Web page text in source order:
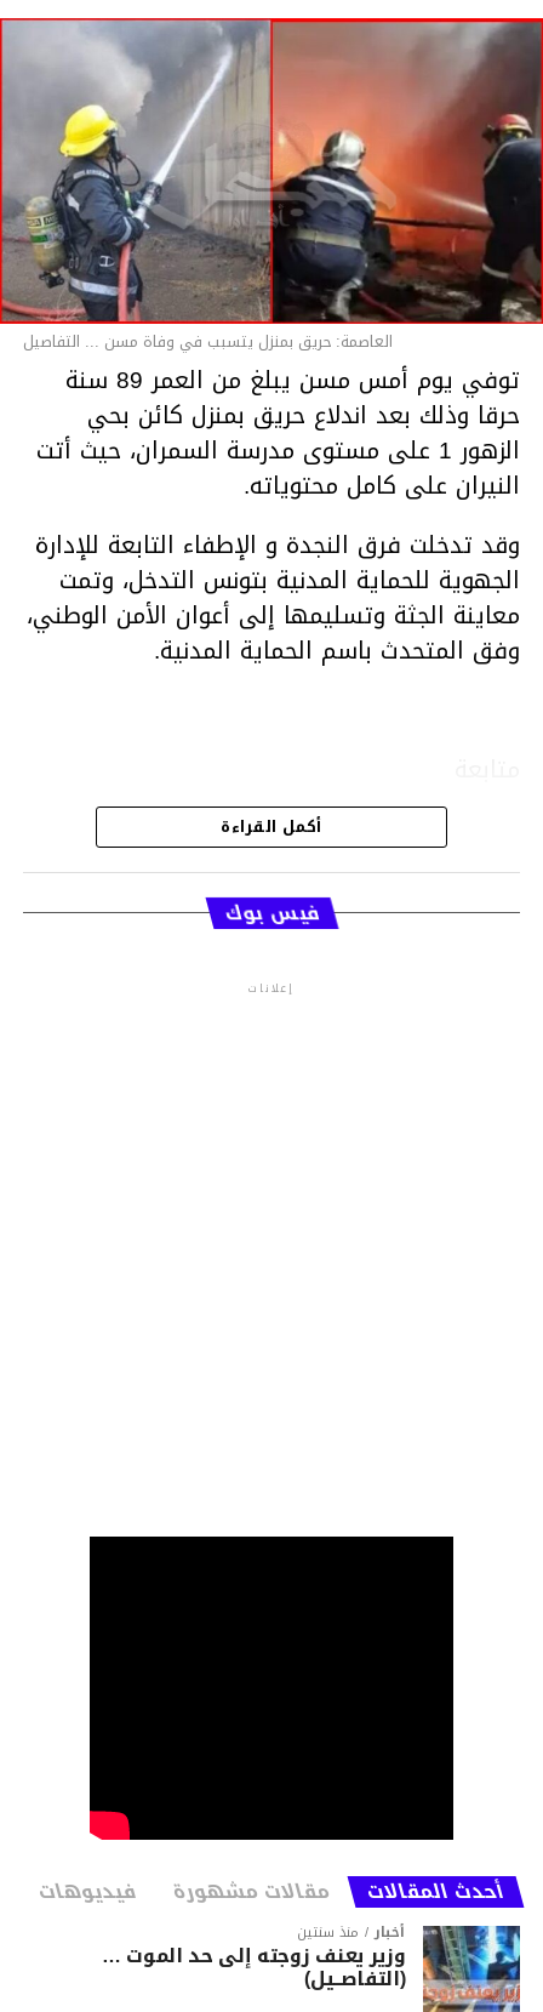
العاصمة: حريق بمنزل يتسبب في وفاة مسن ... التفاصيل
توفي يوم أمس مسن يبلغ من العمر 89 سنة
حرقا وذلك بعد اندلاع حريق بمنزل كائن بحي
الزهور 1 على مستوى مدرسة السمران، حيث أتت
النيران على كامل محتوياته.
وقد تدخلت فرق النجدة و الإطفاء التابعة للإدارة
الجهوية للحماية المدنية بتونس التدخل، وتمت
معاينة الجثة وتسليمها إلى أعوان الأمن الوطني،
وفق المتحدث باسم الحماية المدنية.
قسم الاخبار
أكمل القراءة
فيس بوك
إعلانات
أحدث المقالات مقالات مشهورة فيديوهات
أخبار منذ سنتين
وزير يعنف زوجته إلى حد الموت …
(التفاصــيل)